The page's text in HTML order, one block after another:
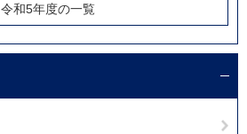
令和5年度の一覧